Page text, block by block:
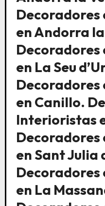
en Andorra
en La Seu
en Canillo.
Interioristas
en Sant Julia
en La